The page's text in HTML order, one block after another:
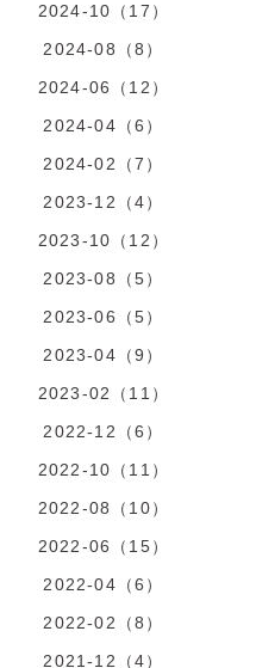
2024-10（17）
2024-08（8）
2024-06（12）
2024-04（6）
2024-02（7）
2023-12（4）
2023-10（12）
2023-08（5）
2023-06（5）
2023-04（9）
2023-02（11）
2022-12（6）
2022-10（11）
2022-08（10）
2022-06（15）
2022-04（6）
2022-02（8）
2021-12（4）